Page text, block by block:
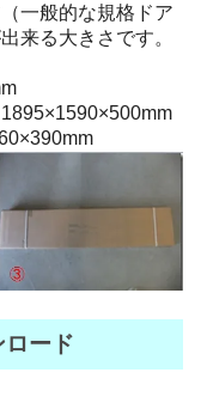
一般的な規格ドア
来る大きさです。
ード